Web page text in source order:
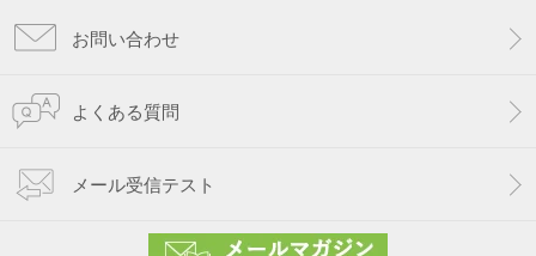
お問い合わせ
よくある質問
メール受信テスト